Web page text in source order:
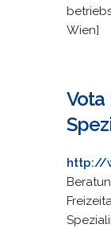
Wien]
Vota
http://